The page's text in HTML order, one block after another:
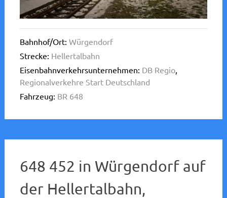
Bahnhof/Ort: Würgendorf
Strecke: Hellertalbahn
Eisenbahnverkehrsunternehmen: DB Regio,
Regionalverkehre Start Deutschland
Fahrzeug: BR 648
648 452 in Würgendorf auf
der Hellertalbahn,